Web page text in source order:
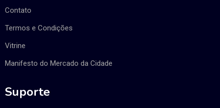
Contato
Termos e Condições
Vitrine
Manifesto do Mercado da Cidade
Suporte